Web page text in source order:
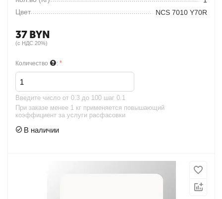
Цвет
NCS 7010 Y70R
37 BYN
(с НДС 20%)
Количество :
Введите чиcло от 0.3 до 100 шаг 0.1
При заказе менее 1 кг применяется повышающий
коэффициент за услуги расфасовки
В наличии